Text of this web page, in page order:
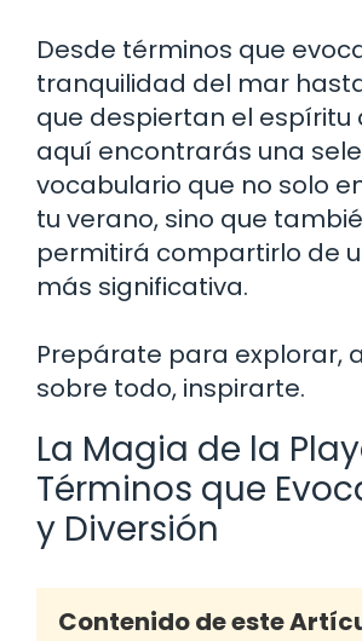
Desde términos que
tranquilidad del mar
que despiertan el espíritu
aquí encontrarás una
vocabulario que no solo
tu verano, sino que
permitirá compartirlo de
más significativa.
Prepárate para explorar,
sobre todo, inspirarte.
La Magia de la
Términos que
y Diversión
Contenido de este